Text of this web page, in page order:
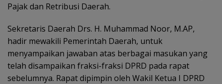
Pajak dan Retribusi Daerah.
Sekretaris Daerah Drs. H. Muhammad Noor, M.AP,
hadir mewakili Pemerintah Daerah, untuk
menyampaikan jawaban atas berbagai masukan yang
telah disampaikan fraksi-fraksi DPRD pada rapat
sebelumnya. Rapat dipimpin oleh Wakil Ketua I DPRD